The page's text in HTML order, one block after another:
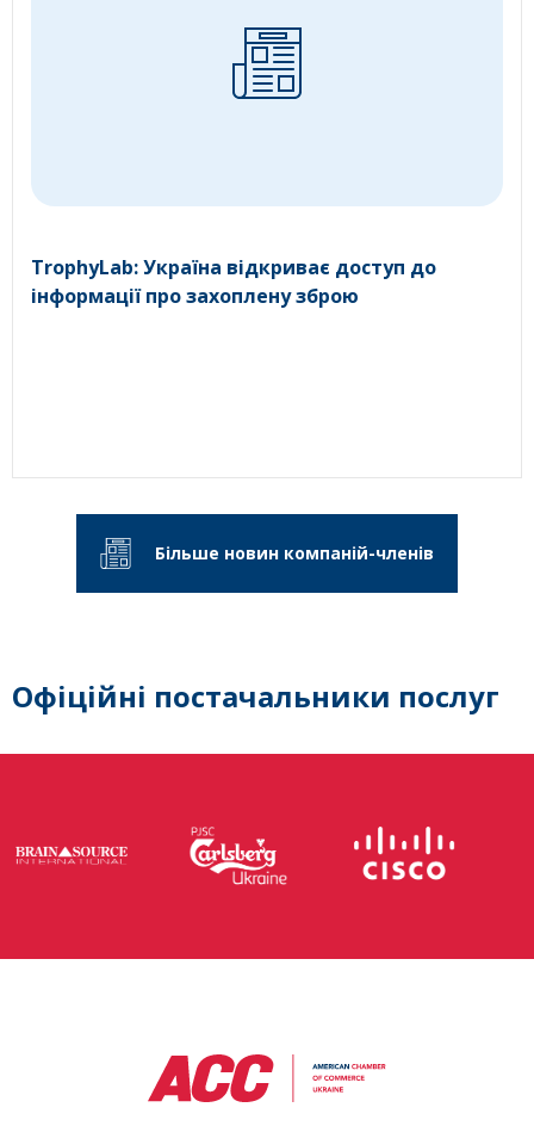
TrophyLab: Україна відкриває доступ до
інформації про захоплену зброю
Більше новин компаній-членів
Офіційні постачальники послуг